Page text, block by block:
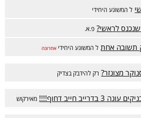
ל המשוגע היחידי
לראשי? פ.א.
תשובה אחת ל המשוגע היחידי אחרונה
מצונזר? רק להידבק בצדיק
חייב דחוף!!!! מאירקוש